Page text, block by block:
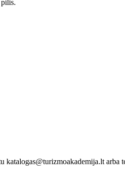
katalogas@turizmoakademija.lt arba